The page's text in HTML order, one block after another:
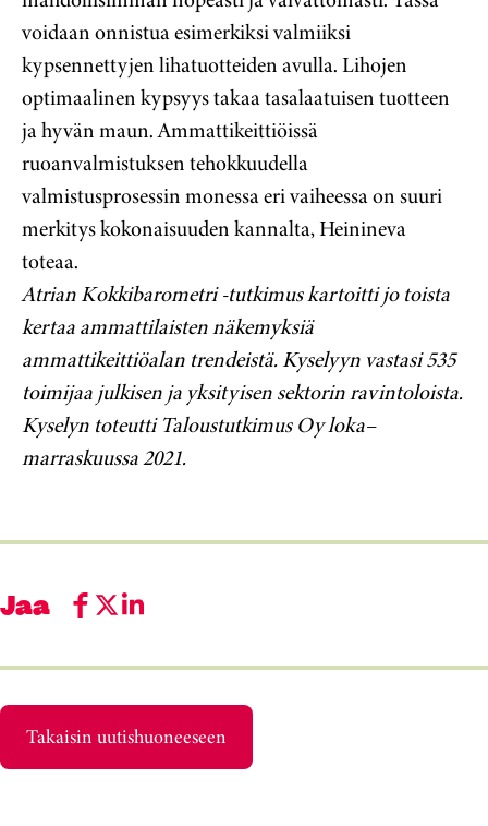
voidaan onnistua esimerkiksi valmiiksi
kypsennettyjen lihatuotteiden avulla. Lihojen
optimaalinen kypsyys takaa tasalaatuisen tuotteen
ja hyvän maun. Ammattikeittiöissä
ruoanvalmistuksen tehokkuudella
valmistusprosessin monessa eri vaiheessa on suuri
merkitys kokonaisuuden kannalta, Heinineva
toteaa.
Atrian Kokkibarometri -tutkimus kartoitti jo toista
kertaa ammattilaisten näkemyksiä
ammattikeittiöalan trendeistä. Kyselyyn vastasi 535
toimijaa julkisen ja yksityisen sektorin ravintoloista.
Kyselyn toteutti Taloustutkimus Oy loka–
marraskuussa 2021.
Jaa
Takaisin uutishuoneeseen